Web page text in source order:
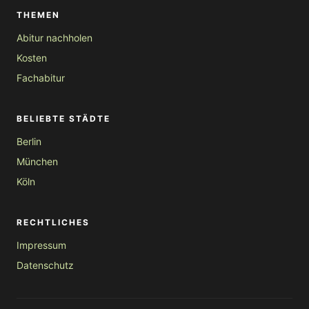
THEMEN
Abitur nachholen
Kosten
Fachabitur
BELIEBTE STÄDTE
Berlin
München
Köln
RECHTLICHES
Impressum
Datenschutz